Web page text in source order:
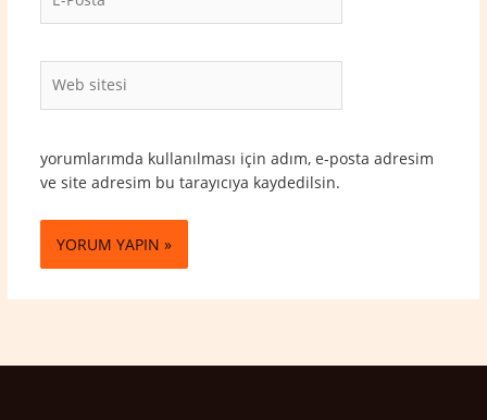
Posta*
sitesi
yorumlarımda kullanılması için adım, e-posta adresim
ve site adresim bu tarayıcıya kaydedilsin.